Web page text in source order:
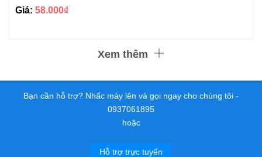
Giá: 58.000₫
Xem thêm
Bạn cần hỗ trợ? Nhấc máy lên và gọi ngay cho chúng tôi -
0937061895
hoặc
Hỗ trợ trực tuyến